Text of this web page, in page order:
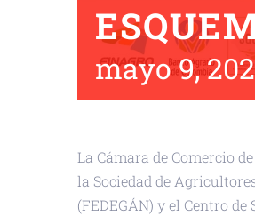
mayo 9,
La Cámara de Comercio
la Sociedad de
(FEDEGÁN) y el Centro